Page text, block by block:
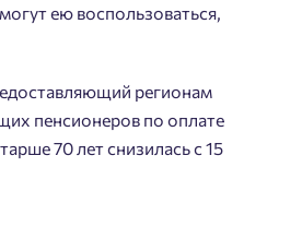
ею воспользоваться,
регионам
пенсионеров по оплате
70 лет снизилась с 15
Отправить
Введите номер
код